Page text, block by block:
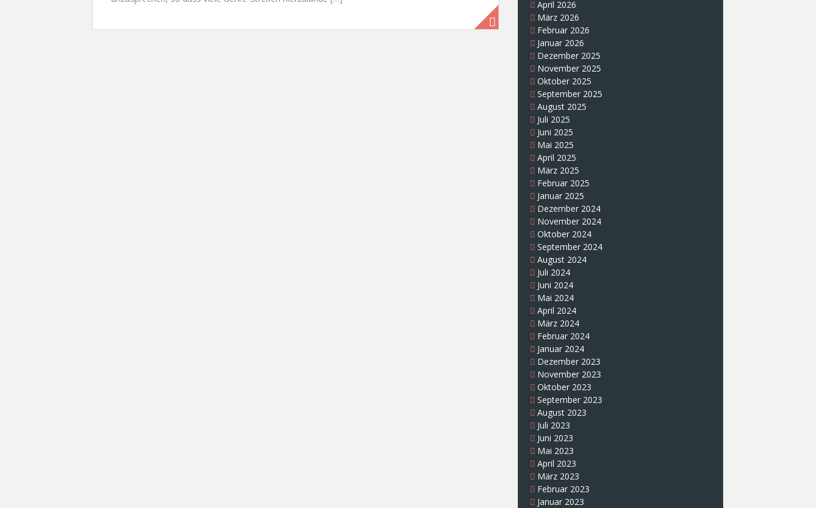
April 2026
März 2026
Februar 2026
Januar 2026
Dezember 2025
November 2025
Oktober 2025
September 2025
August 2025
Juli 2025
Juni 2025
Mai 2025
April 2025
März 2025
Februar 2025
Januar 2025
Dezember 2024
November 2024
Oktober 2024
September 2024
August 2024
Juli 2024
Juni 2024
Mai 2024
April 2024
März 2024
Februar 2024
Januar 2024
Dezember 2023
November 2023
Oktober 2023
September 2023
August 2023
Juli 2023
Juni 2023
Mai 2023
April 2023
März 2023
Februar 2023
Januar 2023